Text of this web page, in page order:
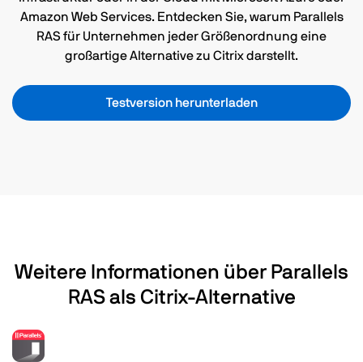
Amazon Web Services. Entdecken Sie, warum Parallels
RAS für Unternehmen jeder Größenordnung eine
großartige Alternative zu Citrix darstellt.
Testversion herunterladen
Weitere Informationen über Parallels
RAS als Citrix-Alternative